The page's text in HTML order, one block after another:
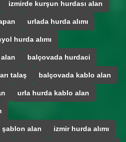
izmirde kurşun hurdası alan
urlada hurda alımı
hurda alımı
balçovada hurdaci
talaş balçovada kablo alan
urla hurda kablo alan
şablon alan izmir hurda alımı